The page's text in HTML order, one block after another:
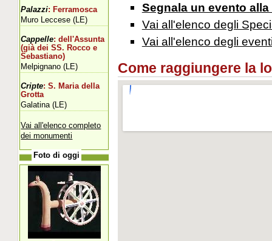
Segnala un evento
Vai all'elenco degli
Vai all'elenco degli
Come raggiungere la
Palazzi: Ferramosca
Muro Leccese (LE)
Cappelle: dell'Assunta
(già dei SS. Rocco e
Sebastiano)
Melpignano (LE)
Cripte: S. Maria della
Grotta
Galatina (LE)
Vai all'elenco completo
dei monumenti
Foto di oggi